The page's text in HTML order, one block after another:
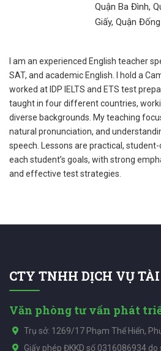
Quận Ba Đình,
Giấy, Quận
I am an experienced English teacher
SAT, and academic English. I hold a
worked at IDP IELTS and ETS test
taught in four different countries,
diverse backgrounds. My teaching
natural pronunciation, and
speech. Lessons are practical,
each student’s goals, with strong
and effective test strategies.
CTY TNHH DỊCH VỤ
Văn phòng tư vấn phát
Trụ sở: 1269/17 Phạm Thế Hiển,
Giấy phép ĐKKD số 0316086934